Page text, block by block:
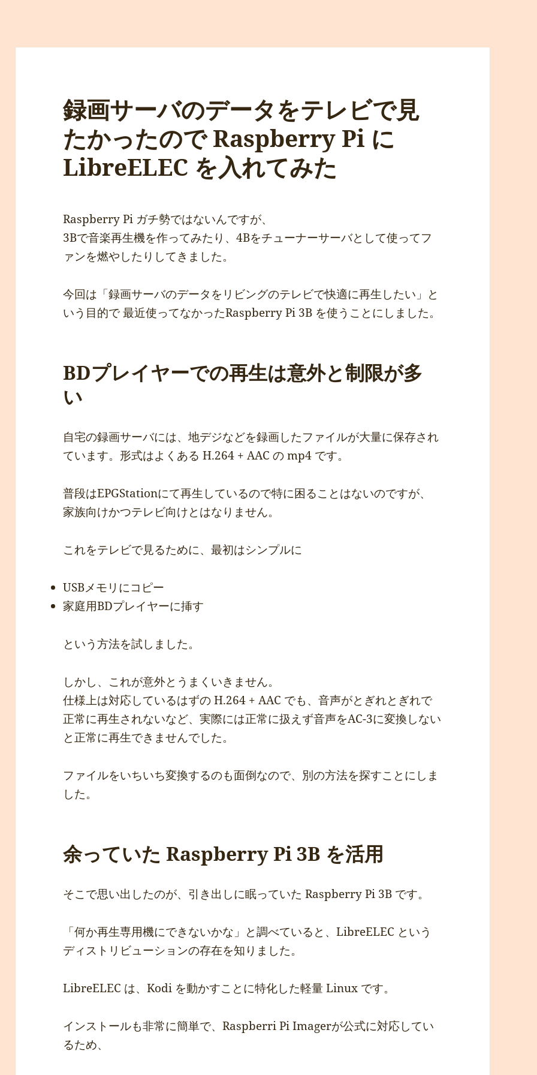
録画サーバのデータをテレビで見
たかったので Raspberry Pi に
LibreELEC を入れてみた
Raspberry Pi ガチ勢ではないんですが、
3Bで音楽再生機を作ってみたり、4Bをチューナーサーバとして使ってフ
ァンを燃やしたりしてきました。
今回は「録画サーバのデータをリビングのテレビで快適に再生したい」と
いう目的で 最近使ってなかったRaspberry Pi 3B を使うことにしました。
BDプレイヤーでの再生は意外と制限が多
い
自宅の録画サーバには、地デジなどを録画したファイルが大量に保存され
ています。形式はよくある H.264 + AAC の mp4 です。
普段はEPGStationにて再生しているので特に困ることはないのですが、
家族向けかつテレビ向けとはなりません。
これをテレビで見るために、最初はシンプルに
USBメモリにコピー
家庭用BDプレイヤーに挿す
という方法を試しました。
しかし、これが意外とうまくいきません。
仕様上は対応しているはずの H.264 + AAC でも、音声がとぎれとぎれで
正常に再生されないなど、実際には正常に扱えず音声をAC-3に変換しない
と正常に再生できませんでした。
ファイルをいちいち変換するのも面倒なので、別の方法を探すことにしま
した。
余っていた Raspberry Pi 3B を活用
そこで思い出したのが、引き出しに眠っていた Raspberry Pi 3B です。
「何か再生専用機にできないかな」と調べていると、LibreELEC という
ディストリビューションの存在を知りました。
LibreELEC は、Kodi を動かすことに特化した軽量 Linux です。
インストールも非常に簡単で、Raspberri Pi Imagerが公式に対応してい
るため、